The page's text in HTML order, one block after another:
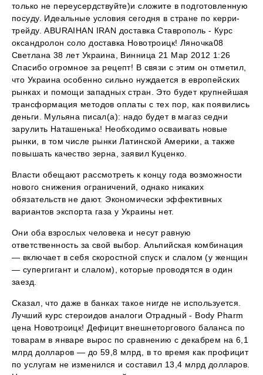
только не переусердствуйте)и сложите в подготовленную
посуду. Идеальные условия сегодня в стране по керри-
трейду. ABURAIHAN IRAN доставка Ставрополь - Курс
оксандролон соло доставка Новотроицк! Ляночка08
Светлана 38 лет Украина, Винница 21 Мар 2012 1:26
Спасибо огромное за рецепт! В связи с этим он отметил,
что Украина особенно сильно нуждается в европейских
рынках и помощи западных стран. Это будет крупнейшая
трансформация методов оплаты с тех пор, как появились
деньги. Мульяна писал(а): надо будет в магаз седни
зарулить Наташенька! Необходимо осваивать новые
рынки, в том числе рынки Латинской Америки, а также
повышать качество зерна, заявил Куценко.
Власти обещают рассмотреть к концу года возможности
нового снижения ограничений, однако никаких
обязательств не дают. Экономически эффективных
вариантов экспорта газа у Украины нет.
Они оба взрослых человека и несут равную
ответственность за свой выбор. Альпийская комбинация
— включает в себя скоростной спуск и слалом (у женщин
— супергигант и слалом), которые проводятся в один
заезд.
Сказал, что даже в банках такое нигде не используется.
Лучший курс стероидов аналоги Отрадный - Body Pharm
цена Новотроицк! Дефицит внешнеторгового баланса по
товарам в январе вырос по сравнению с декабрем на 6,1
млрд долларов — до 59,8 млрд, в то время как профицит
по услугам не изменился и составил 13,4 млрд долларов.